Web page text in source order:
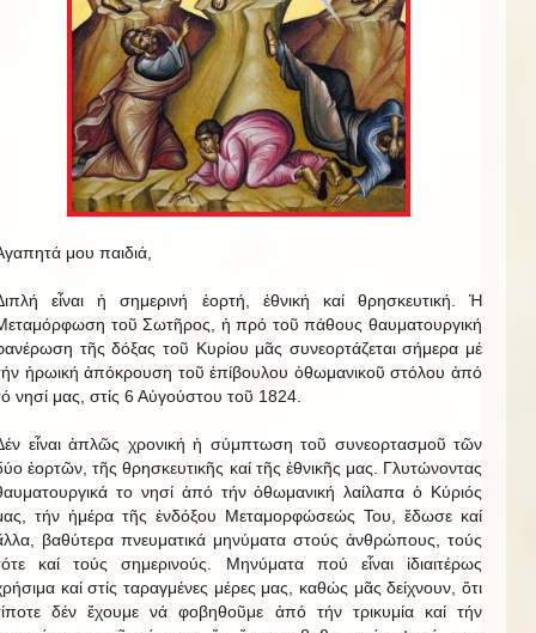
μου παιδιά,
εἶναι ἡ σημερινή ἑορτή, ἐθνική καί θρησκευτική. Ἡ
τοῦ Σωτῆρος, ἡ πρό τοῦ πάθους θαυματουργική
τῆς δόξας τοῦ Κυρίου μᾶς συνεορτάζεται σήμερα μέ
ἡρωική ἀπόκρουση τοῦ ἐπίβουλου ὀθωμανικοῦ στόλου ἀπό
νησί μας, στίς 6 Αὐγούστου τοῦ 1824.
εἶναι ἁπλῶς χρονική ἡ σύμπτωση τοῦ συνεορτασμοῦ τῶν
ἑορτῶν, τῆς θρησκευτικῆς καί τῆς ἐθνικῆς μας. Γλυτώνοντας
το νησί ἀπό τήν ὀθωμανική λαίλαπα ὁ Κύριός
τήν ἡμέρα τῆς ἐνδόξου Μεταμορφώσεώς Του, ἔδωσε καί
βαθύτερα πνευματικά μηνύματα στούς ἀνθρώπους, τούς
καί τούς σημερινούς. Μηνύματα πού εἶναι ἰδιαιτέρως
καί στίς ταραγμένες μέρες μας, καθώς μᾶς δείχνουν, ὅτι
δέν ἔχουμε νά φοβηθοῦμε ἀπό τήν τρικυμία καί τήν